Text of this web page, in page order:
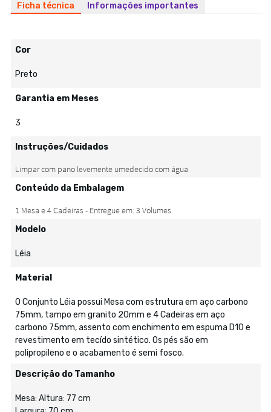
Ficha técnica Informações importantes
Cor
Preto
Garantia em Meses
3
Instruções/Cuidados
Conteúdo da Embalagem
Modelo
Léia
Material
O Conjunto Léia possui Mesa com estrutura em aço carbono
75mm, tampo em granito 20mm e 4 Cadeiras em aço
carbono 75mm, assento com enchimento em espuma D10 e
revestimento em tecído sintético. Os pés são em
polipropileno e o acabamento é semi fosco.
Descrição do Tamanho
Mesa: Altura: 77 cm